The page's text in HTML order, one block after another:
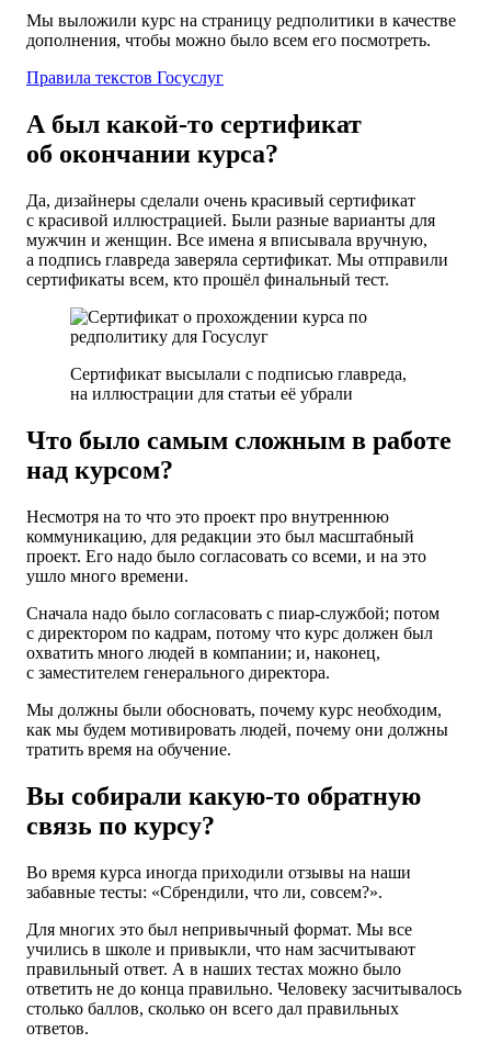
Мы выложили курс на страницу редполитики в качестве
дополнения, чтобы можно было всем его посмотреть.
Правила текстов Госуслуг
А был какой-то сертификат
об окончании курса?
Да, дизайнеры сделали очень красивый сертификат
с красивой иллюстрацией. Были разные варианты для
мужчин и женщин. Все имена я вписывала вручную,
а подпись главреда заверяла сертификат. Мы отправили
сертификаты всем, кто прошёл финальный тест.
Сертификат высылали с подписью главреда,
на иллюстрации для статьи её убрали
Что было самым сложным в работе
над курсом?
Несмотря на то что это проект про внутреннюю
коммуникацию, для редакции это был масштабный
проект. Его надо было согласовать со всеми, и на это
ушло много времени.
Сначала надо было согласовать с пиар-службой; потом
с директором по кадрам, потому что курс должен был
охватить много людей в компании; и, наконец,
с заместителем генерального директора.
Мы должны были обосновать, почему курс необходим,
как мы будем мотивировать людей, почему они должны
тратить время на обучение.
Вы собирали какую-то обратную
связь по курсу?
Во время курса иногда приходили отзывы на наши
забавные тесты: «Сбрендили, что ли, совсем?».
Для многих это был непривычный формат. Мы все
учились в школе и привыкли, что нам засчитывают
правильный ответ. А в наших тестах можно было
ответить не до конца правильно. Человеку засчитывалось
столько баллов, сколько он всего дал правильных
ответов.